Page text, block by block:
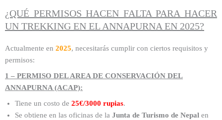
¿QUÉ PERMISOS HACEN FALTA PARA HACER
UN TREKKING EN EL ANNAPURNA EN 2025?
Actualmente en 2025, necesitarás cumplir con ciertos requisitos y
permisos:
1 – PERMISO DEL AREA DE CONSERVACIÓN DEL
ANNAPURNA (ACAP):
Tiene un costo de 25€/3000 rupias.
Se obtiene en las oficinas de la Junta de Turismo de Nepal en